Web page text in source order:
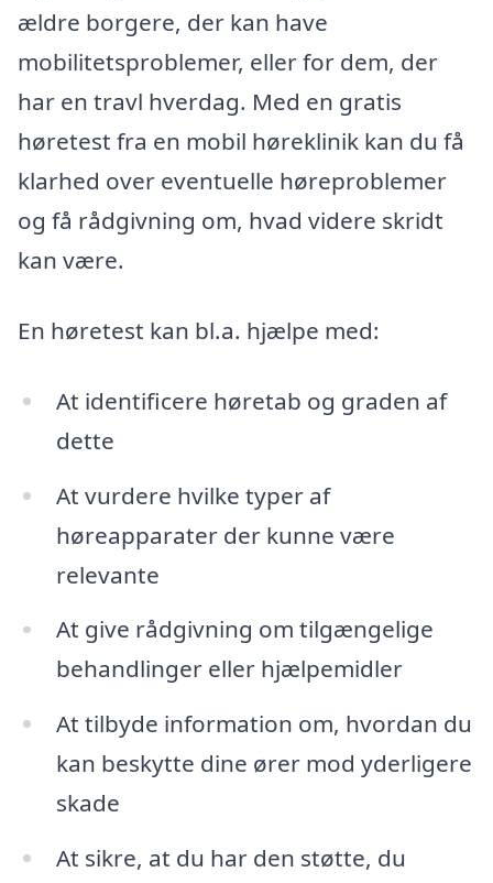
ældre borgere, der kan have
mobilitetsproblemer, eller for dem, der
har en travl hverdag. Med en gratis
høretest fra en mobil høreklinik kan du få
klarhed over eventuelle høreproblemer
og få rådgivning om, hvad videre skridt
kan være.
En høretest kan bl.a. hjælpe med:
At identificere høretab og graden af
dette
At vurdere hvilke typer af
høreapparater der kunne være
relevante
At give rådgivning om tilgængelige
behandlinger eller hjælpemidler
At tilbyde information om, hvordan du
kan beskytte dine ører mod yderligere
skade
At sikre, at du har den støtte, du